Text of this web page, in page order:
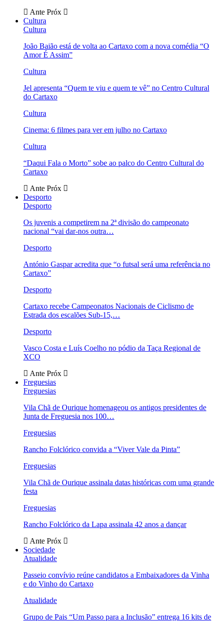
Ante Próx
Cultura
Cultura
João Baião está de volta ao Cartaxo com a nova comédia “O
Amor É Assim”
Cultura
Jel apresenta “Quem te viu e quem te vê” no Centro Cultural
do Cartaxo
Cultura
Cinema: 6 filmes para ver em julho no Cartaxo
Cultura
“Daqui Fala o Morto” sobe ao palco do Centro Cultural do
Cartaxo
Ante Próx
Desporto
Desporto
Os juvenis a competirem na 2ª divisão do campeonato
nacional “vai dar-nos outra…
Desporto
António Gaspar acredita que “o futsal será uma referência no
Cartaxo”
Desporto
Cartaxo recebe Campeonatos Nacionais de Ciclismo de
Estrada dos escalões Sub-15,…
Desporto
Vasco Costa e Luís Coelho no pódio da Taça Regional de
XCO
Ante Próx
Freguesias
Freguesias
Vila Chã de Ourique homenageou os antigos presidentes de
Junta de Freguesia nos 100…
Freguesias
Rancho Folclórico convida a “Viver Vale da Pinta”
Freguesias
Vila Chã de Ourique assinala datas históricas com uma grande
festa
Freguesias
Rancho Folclórico da Lapa assinala 42 anos a dançar
Ante Próx
Sociedade
Atualidade
Passeio convívio reúne candidatos a Embaixadores da Vinha
e do Vinho do Cartaxo
Atualidade
Grupo de Pais “Um Passo para a Inclusão” entrega 16 kits de